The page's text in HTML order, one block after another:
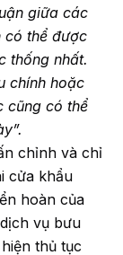
giữa các
có thể được
thống nhất.
chính hoặc
cũng có thể
chỉnh và chỉ
cửa khẩu
hoàn của
vụ bưu
thủ tục